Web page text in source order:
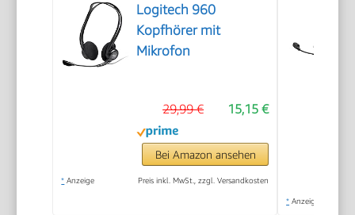
Logitech 960
Kopfhörer mit
Mikrofon
15,15 €
29,99 €
Bei Amazon ansehen
* Anzeige Preis inkl. MwSt., zzgl. Versandkosten
* Anzeige